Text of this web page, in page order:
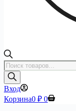
Поиск
товаров
Вход
Корзина0 ₽ 0